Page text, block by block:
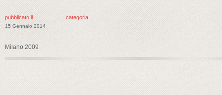
pubblicato il
15 Gennaio 2014
categoria
Milano 2009